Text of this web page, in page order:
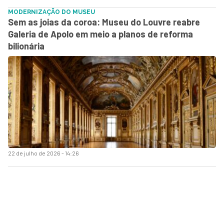
22 de julho de 2026 - 14:26
MODERNIZAÇÃO DO MUSEU
Sem as joias da coroa: Museu do Louvre reabre
Galeria de Apolo em meio a planos de reforma
bilionária